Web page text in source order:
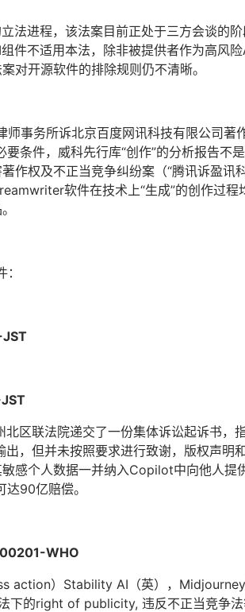
法进程，该法案目前正处于三方会谈的
件不适用本法，除非被提供者作为高风
对开源软件的排除规则仍不清晰。
事务所诉北京百度网讯科技有限公司著
条件，威科先行库“创作”的分析报告不
作权及不正当竞争纠纷案（“腾讯诉盈讯
软件在技术上“生成”的创作过
区联法院递交了一份集体诉讼起诉书，
，但并未按照要求进行致谢，版权声明
感个人数据一并纳入Copilot中向他人提
90亿赔偿。
WHO
action）Stability AI（英），
下的right of publicity, 违反不正当竞争法